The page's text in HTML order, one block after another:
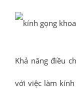
Khả năng điều
với việc làm